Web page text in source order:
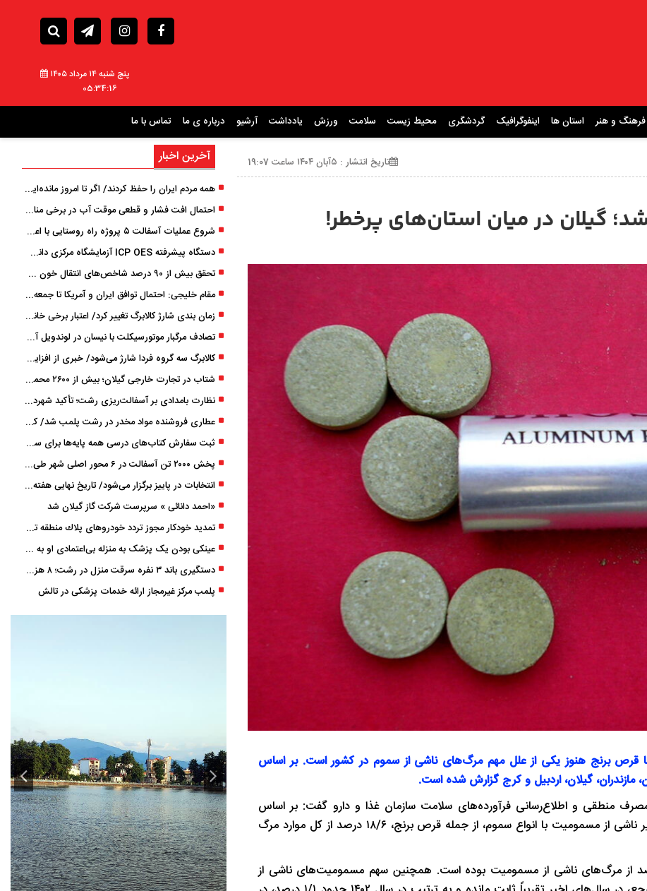
پنج شنبه ۱۴ مرداد ۱۴۰۵
05:34:18
فرهنگ و هنر استان ها اینفوگرافیک گردشگری محیط زیست سلامت ورزش یادداشت آرشیو درباره ی ما تماس با ما
تاریخ انتشار : ۵آبان ۱۴۰۴ ساعت 19:07
گیلان در میان استان‌های پرخطر!
قرص برنج هنوز یکی از علل مهم مرگ‌های ناشی از سموم در کشور است. بر اساس
گیلان، اردبیل و کرج گزارش شده است.
منطقی و اطلاع‌رسانی فرآورده‌های سلامت سازمان غذا و دارو گفت: بر اساس
داده‌های موجود، در پنج‌ماهه نخست سال ۱۴۰۴، سهم مرگ‌ومیر ناشی از مسمومیت با انواع سموم، از جمله قرص برنج، ۱۸/۶ درصد از کل موارد مرگ
در سال ۱۴۰۳، قرص برنج به‌تنهایی عامل ۱۳/۶ درصد از مرگ‌های ناشی از مسمومیت بوده است. همچنین سهم مسمومیت‌های ناشی از
آخرین اخبار
همه مردم ایران را حفظ کردند/ اگر تا امروز مانده‌ایم، به ‌خاطر مردم نجیب ایران بوده است
احتمال افت فشار و قطعی موقت آب در برخی مناطق گیلان
شروع عملیات آسفالت ۵ پروژه راه ‌روستایی با اعتبار ۳۷۰ میلیاردی در گیلان
دستگاه پیشرفته ICP OES آزمایشگاه مرکزی دانشگاه گیلان دوباره راه‌اندازی شد
تحقق بیش از ۹۰ درصد شاخص‌های انتقال خون گیلان/ نیاز فوری به نوسازی تجهیزات آزمایشگاهی
مقام خلیجی: احتمال توافق ایران و آمریکا تا جمعه 50 درصد است
زمان ‌بندی شارژ کالابرگ تغییر کرد/ اعتبار برخی خانوارها ماه بعد واریز می‌شود
تصادف مرگبار موتورسیکلت با نیسان در لوندویل آستارا/ انتقال مصدوم با اورژانس هوایی به رشت
کالابرگ سه گروه فردا شارژ می‌شود/ خبری از افزایش اعتبار نیست
شتاب در تجارت خارجی گیلان؛ بیش از ۲۶۰۰ محموله زیر ذره‌بین استاندارد
نظارت بامدادی بر آسفالت‌ریزی رشت؛ تأکید شهردار و بازرس کل بر کیفیت اجرای پروژه‌ها
عطاری فروشنده مواد مخدر در رشت پلمب شد/ کشف 8 هزار قرص و 50 لیتر شربت توهم ‌زا
ثبت سفارش کتاب‌های درسی همه پایه‌ها برای سال تحصیلی ۱۴۰۶ ۱۴۰۵ فعال شد
پخش ۲۰۰۰ تن آسفالت در ۶ محور اصلی شهر طی یک شب
انتخابات در پاییز برگزار می‌شود/ تاریخ نهایی هفته آینده اعلام می‌شود
«احمد دانائی » سرپرست شرکت گاز گیلان شد
تمدید خودكار مجوز تردد خودروهای پلاك منطقه تا پایان آذر ۱۴۰۵
عینکی‌ بودن یک پزشک به منزله بی‌اعتمادی او به «لیزیک» است؟
دستگیری باند ۳ نفره سرقت منزل در رشت؛ ۸ هزار دلار و ۹۰ گرم طلا کشف شد
پلمب مرکز غیرمجاز ارائه خدمات پزشکی در تالش